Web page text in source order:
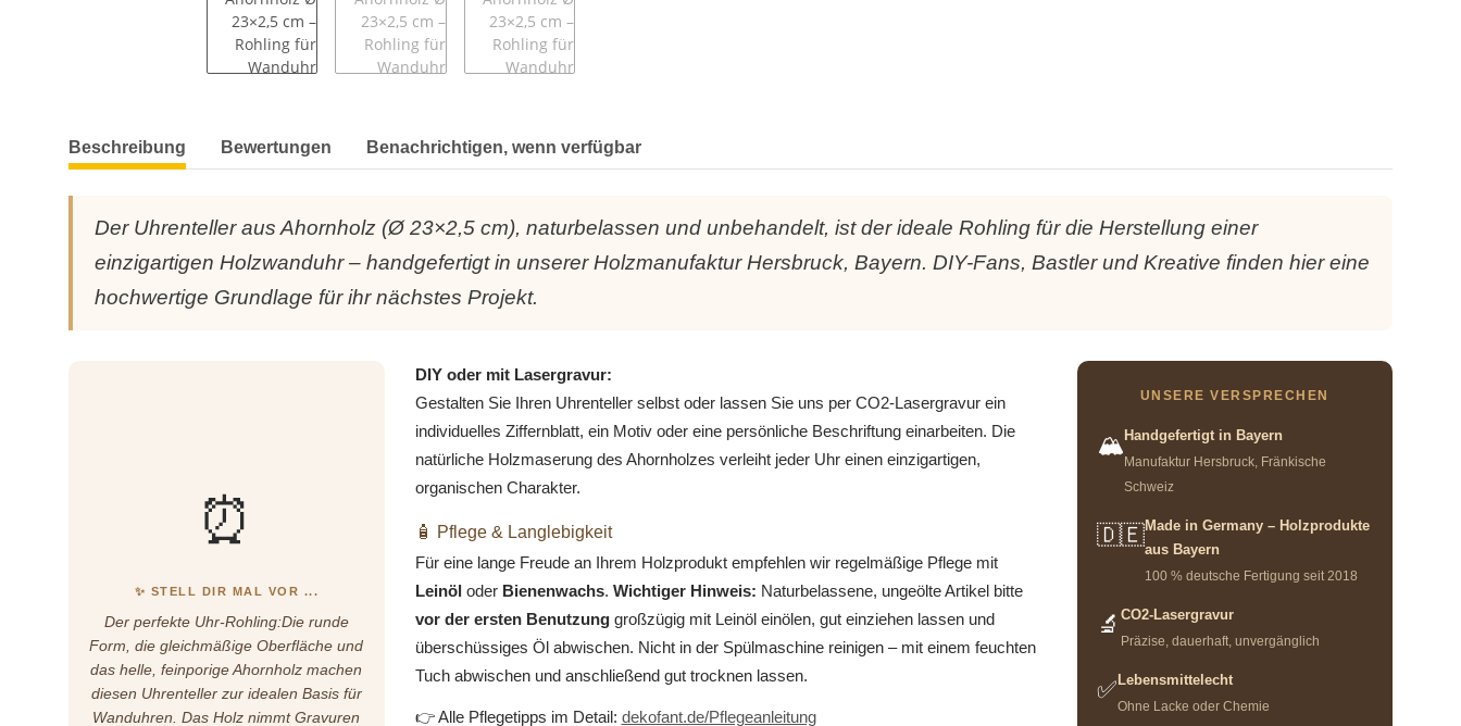
weitere Registerkarten anzeigen
Beschreibung Bewertungen Benachrichtigen, wenn verfügbar
Der Uhrenteller aus Ahornholz (Ø 23×2,5 cm), naturbelassen und unbehandelt, ist der ideale Rohling für die Herstellung einer
einzigartigen Holzwanduhr – handgefertigt in unserer Holzmanufaktur Hersbruck, Bayern. DIY-Fans, Bastler und Kreative finden hier eine
hochwertige Grundlage für ihr nächstes Projekt.
⏰
✨ STELL DIR MAL VOR ...
Der perfekte Uhr-Rohling:Die runde
Form, die gleichmäßige Oberfläche und
das helle, feinporige Ahornholz machen
diesen Uhrenteller zur idealen Basis für
Wanduhren. Das Holz nimmt Gravuren
DIY oder mit Lasergravur:
Gestalten Sie Ihren Uhrenteller selbst oder lassen Sie uns per CO2-Lasergravur ein
individuelles Ziffernblatt, ein Motiv oder eine persönliche Beschriftung einarbeiten. Die
natürliche Holzmaserung des Ahornholzes verleiht jeder Uhr einen einzigartigen,
organischen Charakter.
🧴 Pflege & Langlebigkeit
Für eine lange Freude an Ihrem Holzprodukt empfehlen wir regelmäßige Pflege mit
Leinöloder Bienenwachs. Wichtiger Hinweis: Naturbelassene, ungeölte Artikel bitte
vor der ersten Benutzunggroßzügig mit Leinöl einölen, gut einziehen lassen und
überschüssiges Öl abwischen. Nicht in der Spülmaschine reinigen – mit einem feuchten
Tuch abwischen und anschließend gut trocknen lassen.
👉 Alle Pflegetipps im Detail: dekofant.de/Pflegeanleitung
UNSERE VERSPRECHEN
🏔️ Handgefertigt in Bayern
Manufaktur Hersbruck, Fränkische
Schweiz
🇩🇪Made in Germany – Holzprodukte
aus Bayern
100 % deutsche Fertigung seit 2018
🔬 CO2-Lasergravur
Präzise, dauerhaft, unvergänglich
✅ Lebensmittelecht
Ohne Lacke oder Chemie